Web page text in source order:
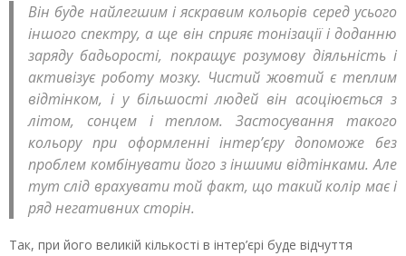
Він буде найлегшим і яскравим кольорів серед усього
іншого спектру, а ще він сприяє тонізації і доданню
заряду бадьорості, покращує розумову діяльність і
активізує роботу мозку. Чистий жовтий є теплим
відтінком, і у більшості людей він асоціюється з
літом, сонцем і теплом. Застосування такого
кольору при оформленні інтер’єру допоможе без
проблем комбінувати його з іншими відтінками. Але
тут слід врахувати той факт, що такий колір має і
ряд негативних сторін.
Так, при його великій кількості в інтер’єрі буде відчуття